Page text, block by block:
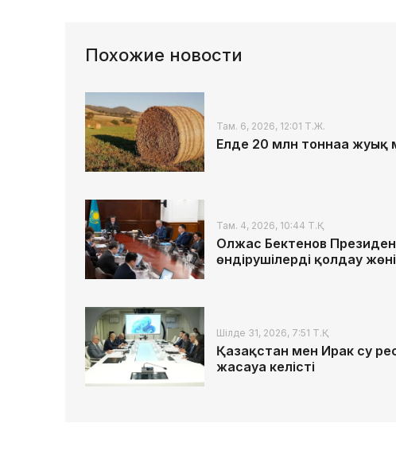
Похожие новости
Там. 6, 2026, 12:01 Т.Ж.
Елде 20 млн тоннаға
Там. 4, 2026, 10:44 Т.Қ.
Олжас Бектенов
өндірушілерді қолдау
Шілде 31, 2026, 7:51 Т.Қ.
Қазақстан мен Ирак су
жасауға келісті